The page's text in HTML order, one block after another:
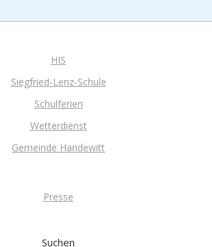
HIS
Siegfried-Lenz-Schule
Schulferien
Wetterdienst
Gemeinde Handewitt
Presse
Suchen